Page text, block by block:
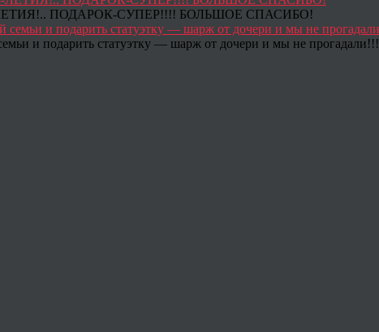
ПОДАРОК-СУПЕР!!!! БОЛЬШОЕ СПАСИБО!
и подарить статуэтку — шарж от дочери и мы не прогадали!!!